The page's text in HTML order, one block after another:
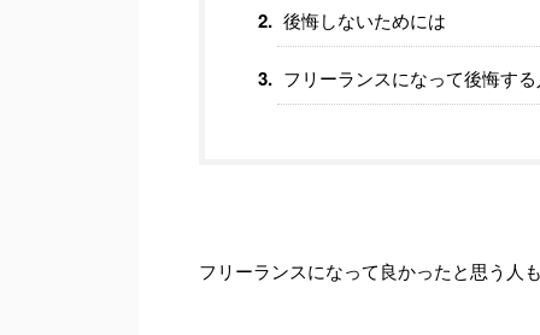
後悔しないためには
フリーランスになって後悔す
フリーランスになって良かったと思う人